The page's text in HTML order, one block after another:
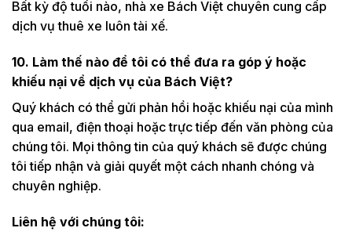
Bất kỳ độ tuổi nào, nhà xe Bách Việt chuyên cung cấp
dịch vụ thuê xe luôn tài xế.
10. Làm thế nào để tôi có thể đưa ra góp ý hoặc
khiếu nại về dịch vụ của Bách Việt?
Quý khách có thể gửi phản hồi hoặc khiếu nại của mình
qua email, điện thoại hoặc trực tiếp đến văn phòng của
chúng tôi. Mọi thông tin của quý khách sẽ được chúng
tôi tiếp nhận và giải quyết một cách nhanh chóng và
chuyên nghiệp.
Liên hệ với chúng tôi: